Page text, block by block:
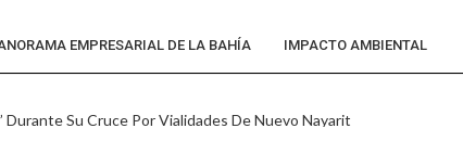
EMPRESARIAL DE LA BAHÍA IMPACTO AMBIENTAL
Su Cruce Por Vialidades De Nuevo Nayarit